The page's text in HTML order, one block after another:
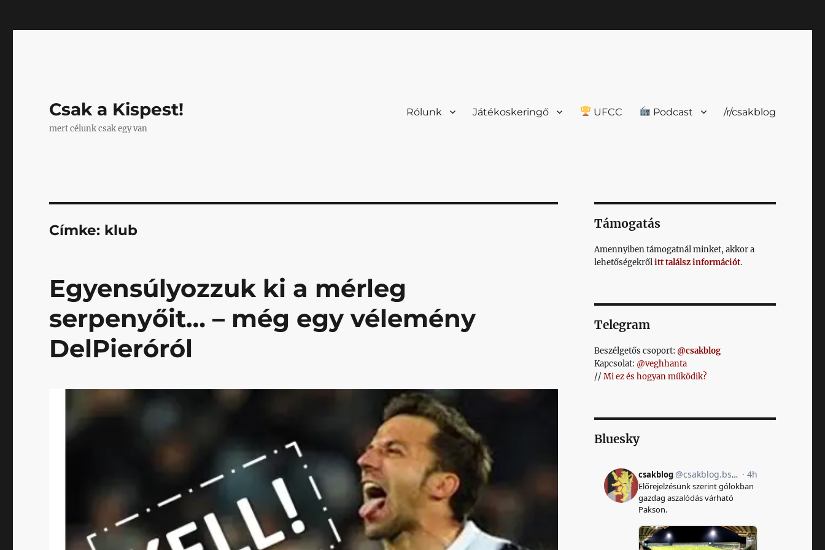
Csak a Kispest!
mert célunk csak egy van
Rólunk Játékoskeringő UFCC Podcast /r/csakblog
Címke: klub
Egyensúlyozzuk ki a mérleg
serpenyőit… – még egy vélemény
DelPieróról
Támogatás
Amennyiben támogatnál minket, akkor a
lehetőségekrőlitt találsz információt.
Telegram
Beszélgetős csoport: @csakblog
Kapcsolat: @veghhanta
// Mi ez és hogyan működik?
Bluesky